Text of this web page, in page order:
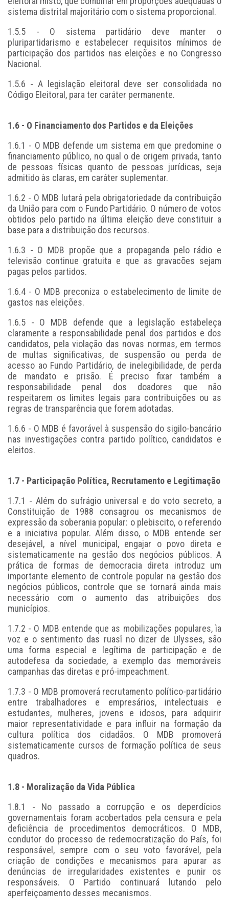
sistema distrital majoritário com o sistema proporcional.
1.5.5 - O sistema partidário deve manter o
pluripartidarismo e estabelecer requisitos mínimos de
participação dos partidos nas eleições e no Congresso
Nacional.
1.5.6 - A legislação eleitoral deve ser consolidada no
Código Eleitoral, para ter caráter permanente.
1.6 - O Financiamento dos Partidos e da Eleições
1.6.1 - O MDB defende um sistema em que predomine o
financiamento público, no qual o de origem privada, tanto
de pessoas físicas quanto de pessoas jurídicas, seja
admitido às claras, em caráter suplementar.
1.6.2 - O MDB lutará pela obrigatoriedade da contribuição
da União para com o Fundo Partidário. O número de votos
obtidos pelo partido na última eleição deve constituir a
base para a distribuição dos recursos.
1.6.3 - O MDB propõe que a propaganda pelo rádio e
televisão continue gratuita e que as gravacões sejam
pagas pelos partidos.
1.6.4 - O MDB preconiza o estabelecimento de limite de
gastos nas eleições.
1.6.5 - O MDB defende que a legislação estabeleça
claramente a responsabilidade penal dos partidos e dos
candidatos, pela violação das novas normas, em termos
de multas significativas, de suspensão ou perda de
acesso ao Fundo Partidário, de inelegibilidade, de perda
de mandato e prisão. É preciso fixar também a
responsabilidade penal dos doadores que não
respeitarem os limites legais para contribuições ou as
regras de transparência que forem adotadas.
1.6.6 - O MDB é favorável à suspensão do sigilo-bancário
nas investigações contra partido político, candidatos e
eleitos.
1.7 - Participação Política, Recrutamento e Legitimação
1.7.1 - Além do sufrágio universal e do voto secreto, a
Constituição de 1988 consagrou os mecanismos de
expressão da soberania popular: o plebiscito, o referendo
e a iniciativa popular. Além disso, o MDB entende ser
desejável, a nível municipal, engajar o povo direta e
sistematicamente na gestão dos negócios públicos. A
prática de formas de democracia direta introduz um
importante elemento de controle popular na gestão dos
negócios públicos, controle que se tornará ainda mais
necessário com o aumento das atribuições dos
municípios.
1.7.2 - O MDB entende que as mobilizações populares, ìa
voz e o sentimento das ruasî no dizer de Ulysses, são
uma forma especial e legítima de participação e de
autodefesa da sociedade, a exemplo das memoráveis
campanhas das diretas e pró-impeachment.
1.7.3 - O MDB promoverá recrutamento político-partidário
entre trabalhadores e empresários, intelectuais e
estudantes, mulheres, jovens e idosos, para adquirir
maior representatividade e para influir na formação da
cultura política dos cidadãos. O MDB promoverá
sistematicamente cursos de formação política de seus
quadros.
1.8 - Moralização da Vida Pública
1.8.1 - No passado a corrupção e os deperdícios
governamentais foram acobertados pela censura e pela
deficiência de procedimentos democráticos. O MDB,
condutor do processo de redemocratização do País, foi
responsável, sempre com o seu voto favorável, pela
criação de condições e mecanismos para apurar as
denúncias de irregularidades existentes e punir os
responsáveis. O Partido continuará lutando pelo
aperfeiçoamento desses mecanismos.